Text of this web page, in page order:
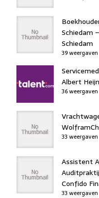
Schiedam
Schiedam
39 weergaven
Albert
36 weergaven
33 weergaven
Assistent
Confido
33 weergaven